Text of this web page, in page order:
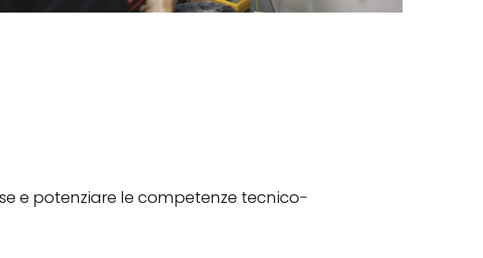
e potenziare le competenze tecnico-